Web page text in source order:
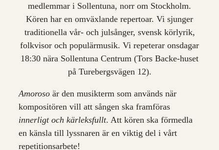
medlemmar i Sollentuna, norr om Stockholm.
Kören har en omväxlande repertoar. Vi sjunger
traditionella vår- och julsånger, svensk körlyrik,
folkvisor och populärmusik. Vi repeterar onsdagar
18:30 nära Sollentuna Centrum (Tors Backe-huset
på Turebergsvägen 12).
Amoroso är den musikterm som används när
kompositören vill att sången ska framföras
innerligt och kärleksfullt. Att kören ska förmedla
en känsla till lyssnaren är en viktig del i vårt
repetitionsarbete!